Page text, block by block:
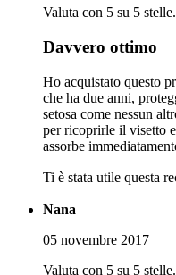
Valuta con 5 su 5 stelle.
Davvero ottimo
Ho acquistato questo
che ha due anni,
setosa come nessun
per ricoprirle il visetto
assorbe
Ti è stata utile questa
Nana
05 novembre 2017
Valuta con 5 su 5 stelle.